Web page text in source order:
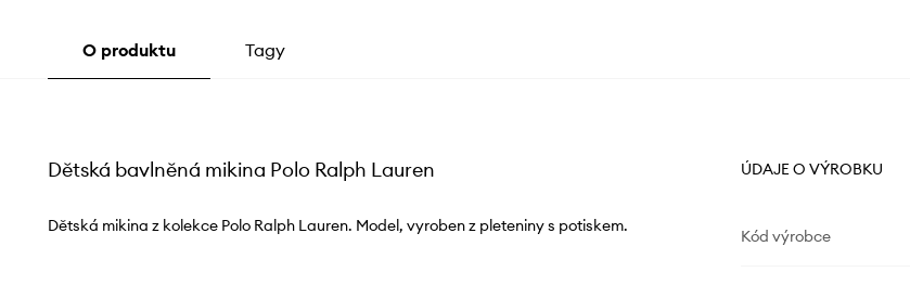
O produktu Tagy
Dětská bavlněná mikina Polo Ralph Lauren
Dětská mikina z kolekce Polo Ralph Lauren. Model, vyroben z pleteniny s potiskem.
ÚDAJE O VÝROBKU
Kód výrobce